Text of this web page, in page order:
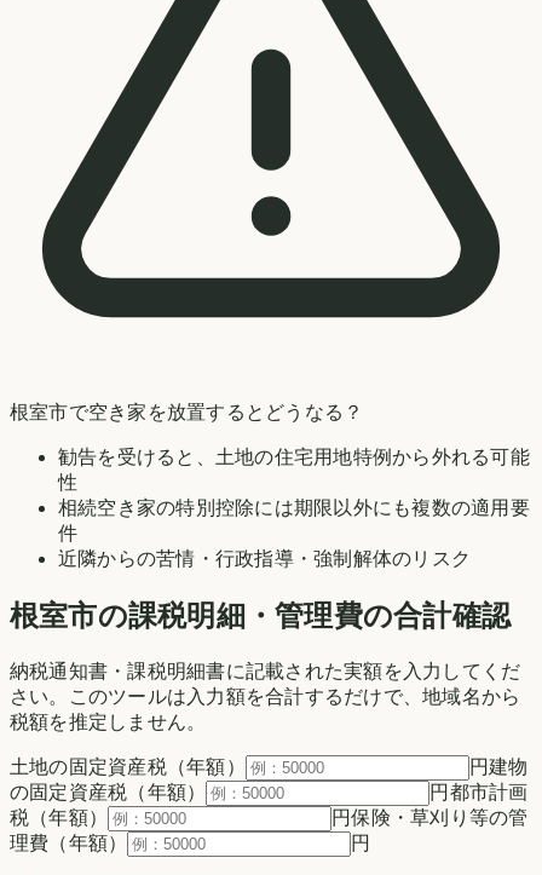
根室市で空き家を放置するとどうなる？
勧告を受けると、土地の住宅用地特例から外れる可能
性
相続空き家の特別控除には期限以外にも複数の適用要
件
近隣からの苦情・行政指導・強制解体のリスク
根室市の課税明細・管理費の合計確認
納税通知書・課税明細書に記載された実額を入力してくだ
さい。このツールは入力額を合計するだけで、地域名から
税額を推定しません。
土地の固定資産税（年額） 円建物
の固定資産税（年額）
円 都市計画
税（年額）
円保険・草刈り等の管
理費（年額）
円